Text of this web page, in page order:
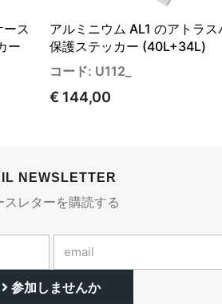
ス
ー
アルミニウム AL1 のアトラス
保護ステッカー (40L+34L)
コード: U112_
€ 144,00
NEWSLETTER
スレターを購読する
参加しませんか